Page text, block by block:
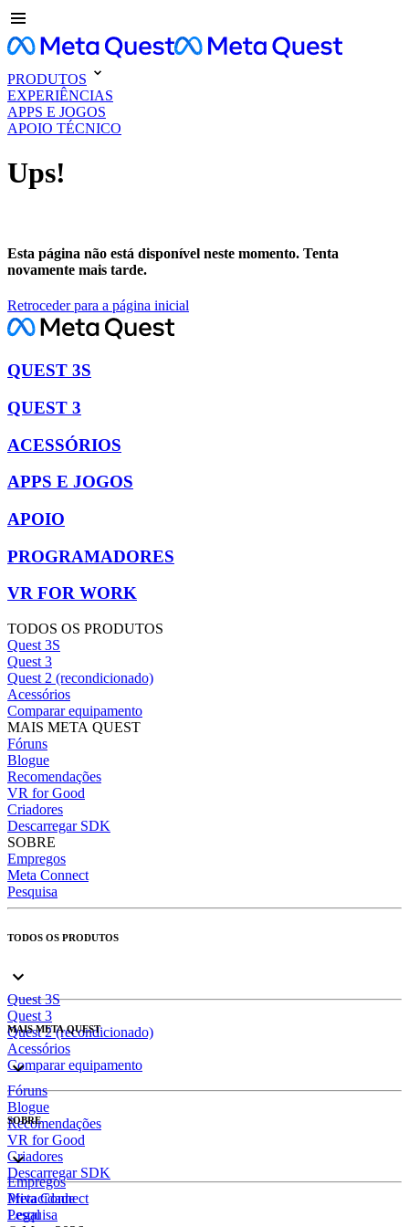
PRODUTOS
EXPERIÊNCIAS
APPS E JOGOS
APOIO TÉCNICO
Ups!
Esta página não está disponível neste momento. Tenta
novamente mais tarde.
Retroceder para a página inicial
QUEST 3S
QUEST 3
ACESSÓRIOS
APPS E JOGOS
APOIO
PROGRAMADORES
VR FOR WORK
TODOS OS PRODUTOS
Quest 3S
Quest 3
Quest 2 (recondicionado)
Acessórios
Comparar equipamento
MAIS META QUEST
Fóruns
Blogue
Recomendações
VR for Good
Criadores
Descarregar SDK
SOBRE
Empregos
Meta Connect
Pesquisa
TODOS OS PRODUTOS
Quest 3S
Quest 3
Quest 2 (recondicionado)
Acessórios
Comparar equipamento
MAIS META QUEST
Fóruns
Blogue
Recomendações
VR for Good
Criadores
Descarregar SDK
SOBRE
Empregos
Meta Connect
Pesquisa
Privacidade
Legal